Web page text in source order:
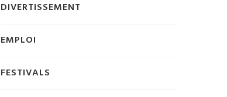
DIVERTISSEMENT
EMPLOI
FESTIVALS